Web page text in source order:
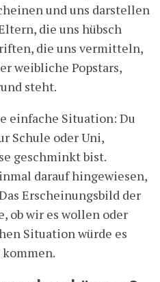
und uns darstellen
die uns hübsch
die uns vermitteln,
weibliche Popstars,
steht.
einfache Situation: Du
Schule oder Uni,
geschminkt bist.
darauf hingewiesen,
Erscheinungsbild der
ob wir es wollen oder
Situation würde es